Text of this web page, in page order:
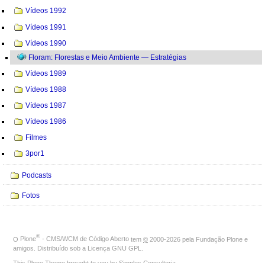
Vídeos 1992
Vídeos 1991
Vídeos 1990
Floram: Florestas e Meio Ambiente — Estratégias
Vídeos 1989
Vídeos 1988
Vídeos 1987
Vídeos 1986
Filmes
3por1
Podcasts
Fotos
O Plone® - CMS/WCM de Código Aberto tem © 2000-2026 pela Fundação Plone e
amigos. Distribuído sob a
Licença GNU GPL